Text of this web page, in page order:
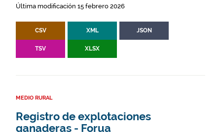
Última modificación 15 febrero 2026
CSV XML JSON
TSV XLSX
MEDIO RURAL
Registro de explotaciones
ganaderas - Forua